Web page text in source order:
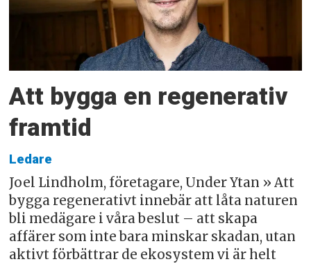
Att bygga en regenerativ
framtid
Ledare
Joel Lindholm, företagare, Under Ytan » Att
bygga regenerativt innebär att låta naturen
bli medägare i våra beslut – att skapa
affärer som inte bara minskar skadan, utan
aktivt förbättrar de ekosystem vi är helt